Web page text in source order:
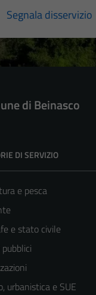
Segnala disservizio
di Beinasco
DI SERVIZIO
e pesca
e stato civile
urbanistica e SUE